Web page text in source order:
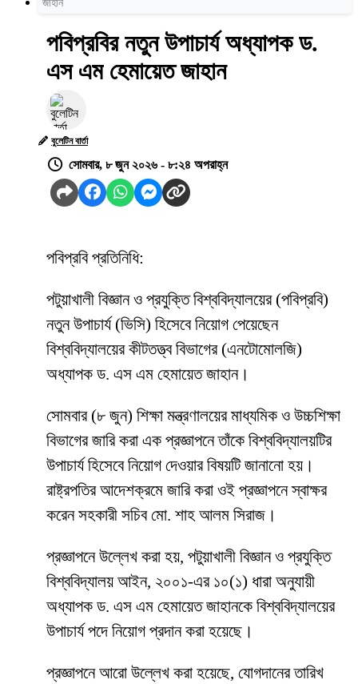
জাহান
পবিপ্রবির নতুন উপাচার্য অধ্যাপক ড.
এস এম হেমায়েত জাহান
বুলেটিন বার্তা
সোমবার, ৮ জুন ২০২৬ - ৮:২৪ অপরাহ্ন
পবিপ্রবি প্রতিনিধি:
পটুয়াখালী বিজ্ঞান ও প্রযুক্তি বিশ্ববিদ্যালয়ের (পবিপ্রবি)
নতুন উপাচার্য (ভিসি) হিসেবে নিয়োগ পেয়েছেন
বিশ্ববিদ্যালয়ের কীটতত্ত্ব বিভাগের (এনটোমোলজি)
অধ্যাপক ড. এস এম হেমায়েত জাহান।
সোমবার (৮ জুন) শিক্ষা মন্ত্রণালয়ের মাধ্যমিক ও উচ্চশিক্ষা
বিভাগের জারি করা এক প্রজ্ঞাপনে তাঁকে বিশ্ববিদ্যালয়টির
উপাচার্য হিসেবে নিয়োগ দেওয়ার বিষয়টি জানানো হয়।
রাষ্ট্রপতির আদেশক্রমে জারি করা ওই প্রজ্ঞাপনে স্বাক্ষর
করেন সহকারী সচিব মো. শাহ আলম সিরাজ।
প্রজ্ঞাপনে উল্লেখ করা হয়, পটুয়াখালী বিজ্ঞান ও প্রযুক্তি
বিশ্ববিদ্যালয় আইন, ২০০১-এর ১০(১) ধারা অনুযায়ী
অধ্যাপক ড. এস এম হেমায়েত জাহানকে বিশ্ববিদ্যালয়ের
উপাচার্য পদে নিয়োগ প্রদান করা হয়েছে।
প্রজ্ঞাপনে আরো উল্লেখ করা হয়েছে, যোগদানের তারিখ